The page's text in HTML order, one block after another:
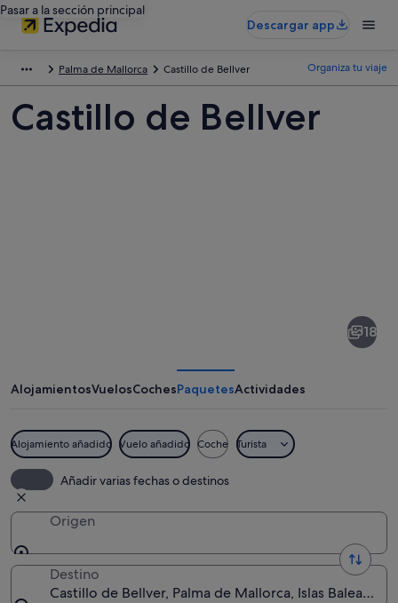
Pasar a la sección principal
Descargar app
Palma de Mallorca Castillo de Bellver Organiza tu viaje
Castillo de Bellver
18
AlojamientosVuelosCochesPaquetesActividades
Alojamiento añadido Vuelo añadido Coche Turista
Añadir varias fechas o destinos
Origen
Destino
Castillo de Bellver, Palma de Mallorca, Islas Baleares,